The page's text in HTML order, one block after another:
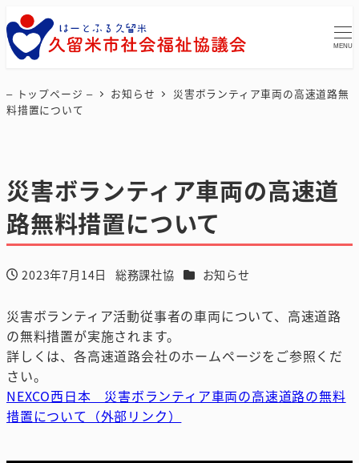
MENU
– トップページ – お知らせ
災害ボランティア車両の高速道路無
料措置について
災害ボランティア車両の高速道
路無料措置について
投稿日
2023年7月14日
著
総務課社協 カテゴリー
お知らせ
災害ボランティア活動従事者の車両について、高速道路
の無料措置が実施されます。
詳しくは、各高速道路会社のホームページをご参照くだ
さい。
NEXCO西日本 災害ボランティア車両の高速道路の無料
措置について（外部リンク）